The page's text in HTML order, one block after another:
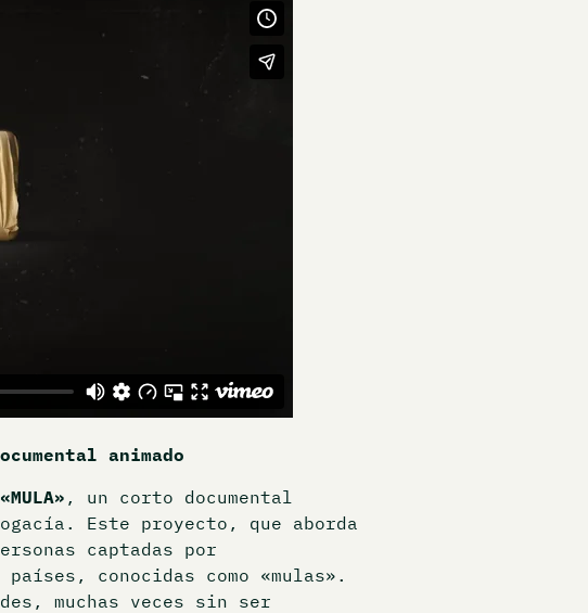
animado
«MULA» , un corto documental
Este proyecto, que aborda
captadas por
conocidas como «mulas».
muchas veces sin ser